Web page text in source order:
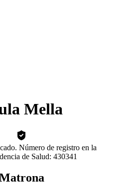
Mella
Número de registro en la
de Salud: 430341